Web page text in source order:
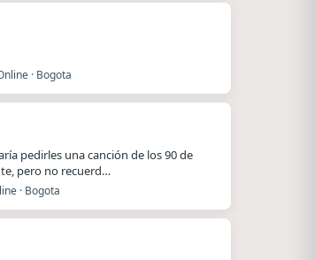
· Bogota
pedirles una canción de los 90 de
pero no recuerd…
· Bogota